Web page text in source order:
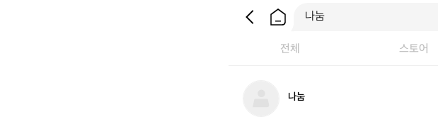
전체 스토어
나눔